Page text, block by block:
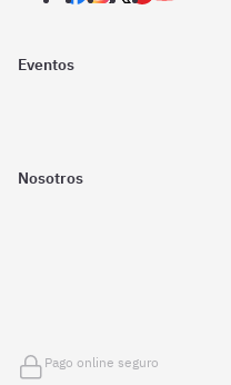
Eventos
Nosotros
Pago online seguro